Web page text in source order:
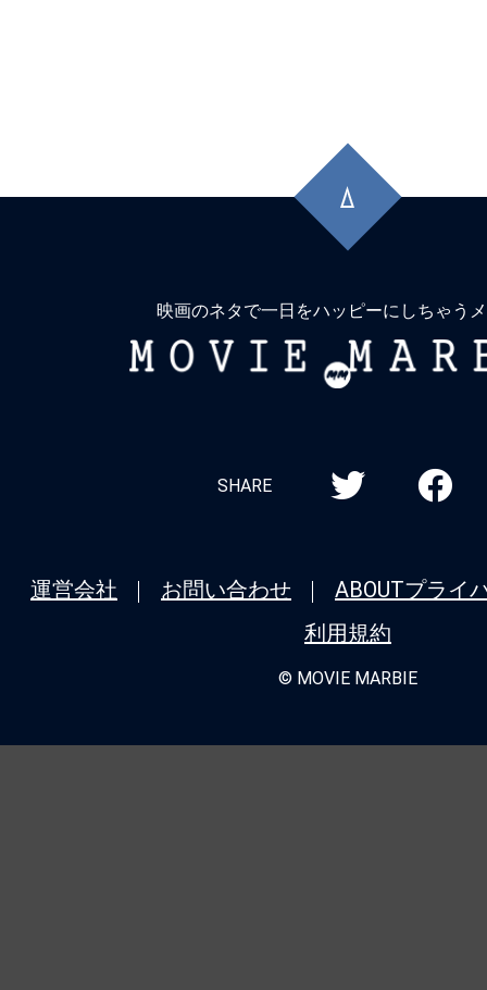
頭
に
映画のネタで一日をハッピーにしちゃう
MOVIE
SHARE
運営会社 お問い合わせ ABOUTプライ
利用規約
© MOVIE MARBIE